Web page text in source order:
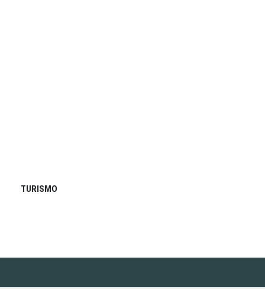
TURISMO